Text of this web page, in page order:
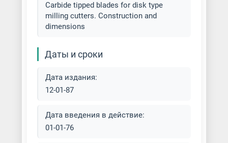
Carbide tipped blades for disk type
milling cutters. Construction and
dimensions
Даты и сроки
Дата издания:
12-01-87
Дата введения в действие:
01-01-76